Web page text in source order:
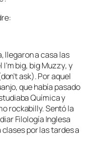
llegaron a casa las
I’m big, big Muzzy, y
don’t ask). Por aquel
que había pasado
Química y
rockabilly. Sentó la
Filología Inglesa
por las tardes a